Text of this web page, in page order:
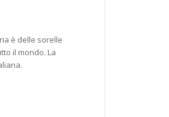
è delle sorelle
il mondo. La